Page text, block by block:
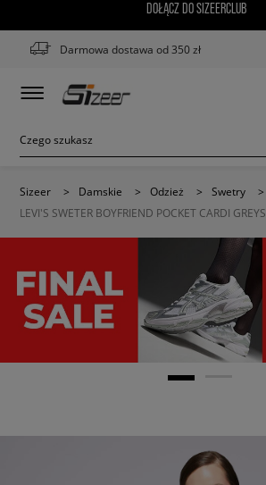
DOŁĄCZ DO SIZEERCLUB
Darmowa dostawa od 350 zł
Sizeer > Damskie > Odzież > Swetry
>
LEVI'S SWETER BOYFRIEND POCKET CARDI GREYS